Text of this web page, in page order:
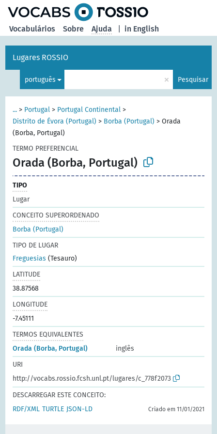
in English
Vocabulários Sobre Ajuda
Lugares ROSSIO
português × Pesquisar
... > Portugal > Portugal Continental >
Distrito de Évora (Portugal) > Borba (Portugal) >Orada
(Borba, Portugal)
TERMO PREFERENCIAL
Orada (Borba, Portugal)
TIPO
Lugar
CONCEITO SUPERORDENADO
Borba (Portugal)
TIPO DE LUGAR
Freguesias (Tesauro)
LATITUDE
38.87568
LONGITUDE
-7.45111
TERMOS EQUIVALENTES
Orada (Borba, Portugal)
inglês
URI
http://vocabs.rossio.fcsh.unl.pt/lugares/c_778f2073
DESCARREGAR ESTE CONCEITO:
RDF/XML TURTLE JSON-LD Criado em 11/01/2021